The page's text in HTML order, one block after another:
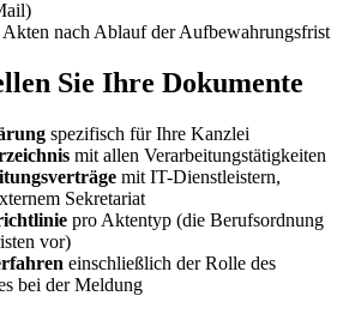
nach Ablauf der Aufbewahrungsfrist
Sie Ihre Dokumente
spezifisch für Ihre Kanzlei
mit allen Verarbeitungstätigkeiten
mit IT-Dienstleistern,
Sekretariat
pro Aktentyp (die Berufsordnung
vor)
einschließlich der Rolle des
bei der Meldung